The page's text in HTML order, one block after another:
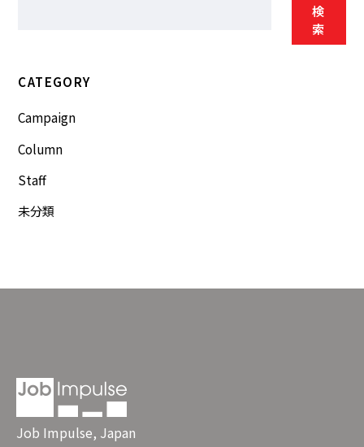
検
索
CATEGORY
Campaign
Column
Staff
未分類
Job Impulse, Japan